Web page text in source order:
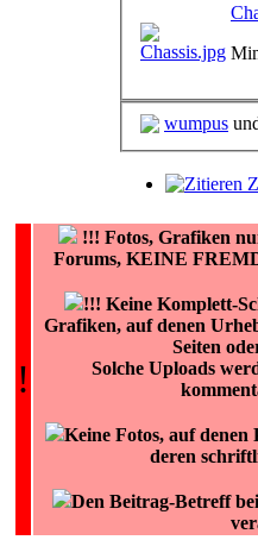
wumpus
!
!!! Fotos, Grafiken
Forums, KEINE
!!! Keine Komplett-
Grafiken, auf denen
Seiten
Solche Uploads
Keine Fotos, auf denen
deren
Den Beitrag-Betreff